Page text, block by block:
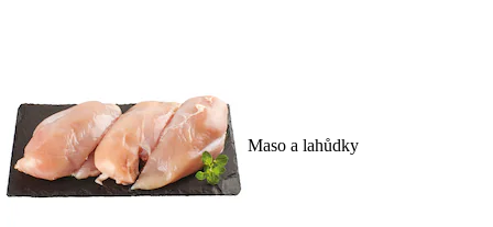
Maso a lahůdky